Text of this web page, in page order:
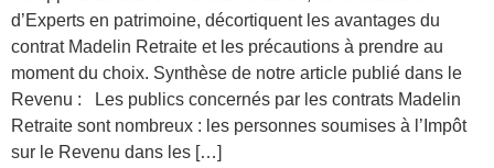
d’Experts en patrimoine, décortiquent les avantages du
contrat Madelin Retraite et les précautions à prendre au
moment du choix. Synthèse de notre article publié dans le
Revenu : Les publics concernés par les contrats Madelin
Retraite sont nombreux : les personnes soumises à l’Impôt
sur le Revenu dans les […]